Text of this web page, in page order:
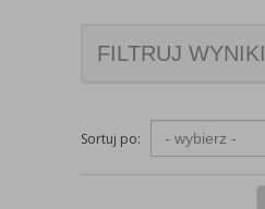
FILTRUJ WYNIKI
Sortuj po: